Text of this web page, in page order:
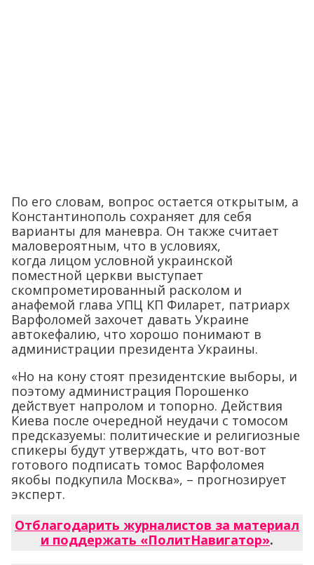
По его словам, вопрос остается открытым, а
Константинополь сохраняет для себя
варианты для маневра. Он также считает
маловероятным, что в условиях,
когда лицом условной украинской
поместной церкви выступает
скомпрометированный расколом и
анафемой глава УПЦ КП Филарет, патриарх
Варфоломей захочет давать Украине
автокефалию, что хорошо понимают в
администрации президента Украины.
«Но на кону стоят президентские выборы, и
поэтому администрация Порошенко
действует напролом и топорно. Действия
Киева после очередной неудачи с томосом
предсказуемы: политические и религиозные
спикеры будут утверждать, что вот-вот
готового подписать томос Варфоломея
якобы подкупила Москва», – прогнозирует
эксперт.
Отблагодарить журналистов за материал
и поддержать «ПолитНавигатор».